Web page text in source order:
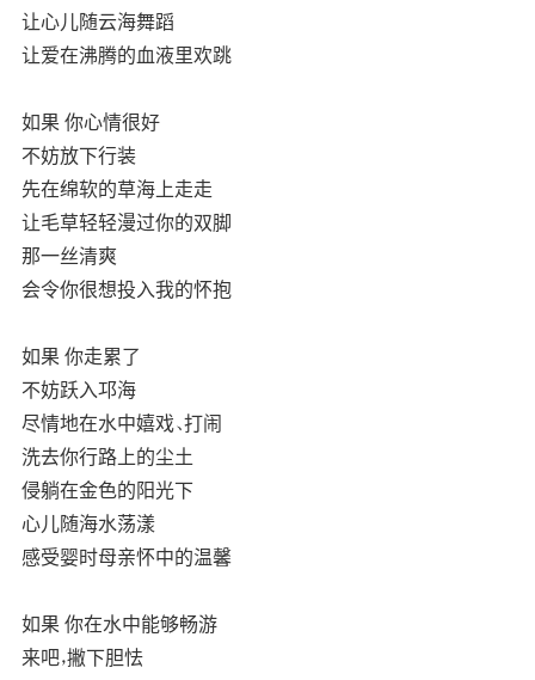
让心儿随云海舞蹈
让爱在沸腾的血液里欢跳
如果 你心情很好
不妨放下行装
先在绵软的草海上走走
让毛草轻轻漫过你的双脚
那一丝清爽
会令你很想投入我的怀抱
如果 你走累了
不妨跃入邛海
尽情地在水中嬉戏、打闹
洗去你行路上的尘土
侵躺在金色的阳光下
心儿随海水荡漾
感受婴时母亲怀中的温馨
如果 你在水中能够畅游
来吧，撇下胆怯